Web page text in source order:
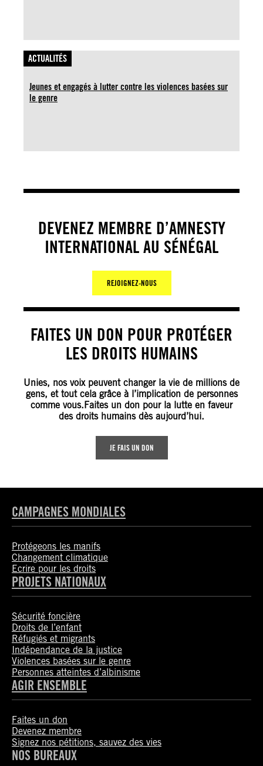
ACTUALITÉS
Jeunes et engagés à lutter contre les violences basées sur
le genre
DEVENEZ MEMBRE D’AMNESTY
INTERNATIONAL AU SÉNÉGAL
REJOIGNEZ-NOUS
FAITES UN DON POUR PROTÉGER
LES DROITS HUMAINS
Unies, nos voix peuvent changer la vie de millions de
gens, et tout cela grâce à l’implication de personnes
comme vous.Faites un don pour la lutte en faveur
des droits humains dès aujourd’hui.
JE FAIS UN DON
CAMPAGNES MONDIALES
Protégeons les manifs
Changement climatique
Ecrire pour les droits
PROJETS NATIONAUX
Sécurité foncière
Droits de l’enfant
Réfugiés et migrants
Indépendance de la justice
Violences basées sur le genre
Personnes atteintes d’albinisme
AGIR ENSEMBLE
Faites un don
Devenez membre
Signez nos pétitions, sauvez des vies
NOS BUREAUX